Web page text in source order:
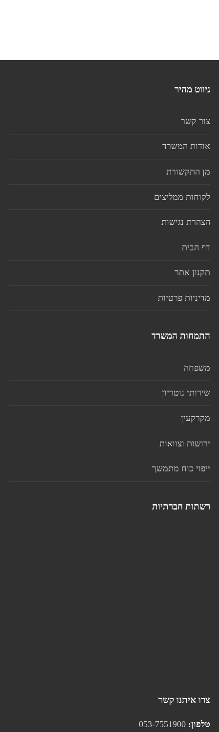
ניווט מהיר
צור קשר
אודות המשרד
מן התקשורת
לקוחות ממליצים
הצהרת נגישות
דף הבית
תקנון אתר
מדיניות פרטיות
התמחות המשרד
משפחה
שירותי נוטריון
מקרקעין
ירושות וצוואות
ייפוי כוח מתמשך
רשתות חברתיות
צרו איתנו קשר
טלפון: 053-7551900